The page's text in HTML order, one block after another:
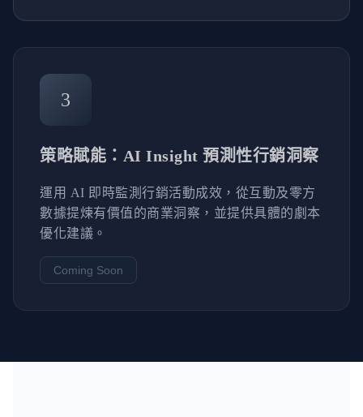
3
策略賦能：AI Insight 預測性行銷洞察
運用 AI 即時監測行銷活動成效，從互動及零方
數據提煉有價值的商業洞察，並提供具體的劇本
優化建議。
Coming Soon